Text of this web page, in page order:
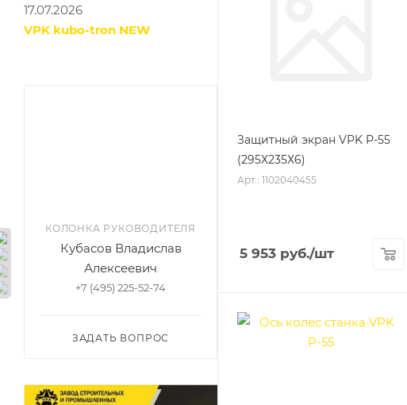
Защитный экран VPK Р-55
(295Х235Х6)
Арт.: 1102040455
5 953 руб./шт
17.07.2026
VPK kubo-tron NEW
КОЛОНКА РУКОВОДИТЕЛЯ
Кубасов Владислав
Алексеевич
+7 (495) 225-52-74
ЗАДАТЬ ВОПРОС